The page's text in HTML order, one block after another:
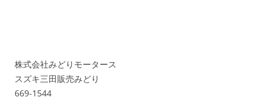
株式会社みどりモータース
スズキ三田販売みどり
669-1544